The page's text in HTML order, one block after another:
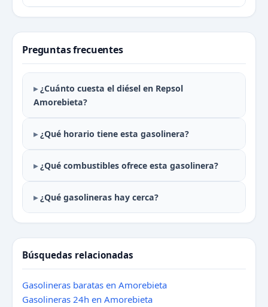
Preguntas frecuentes
¿Cuánto cuesta el diésel en Repsol
Amorebieta?
¿Qué horario tiene esta gasolinera?
¿Qué combustibles ofrece esta gasolinera?
¿Qué gasolineras hay cerca?
Búsquedas relacionadas
Gasolineras baratas en Amorebieta
Gasolineras 24h en Amorebieta